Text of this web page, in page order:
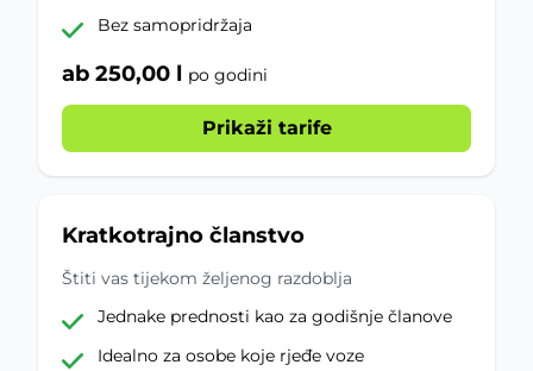
Bez samopridržaja
ab 250,00 l po godini
Prikaži tarife
Kratkotrajno članstvo
Štiti vas tijekom željenog razdoblja
Jednake prednosti kao za godišnje članove
Idealno za osobe koje rjeđe voze